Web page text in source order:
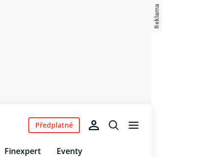
Finexpert Eventy
Předplatné